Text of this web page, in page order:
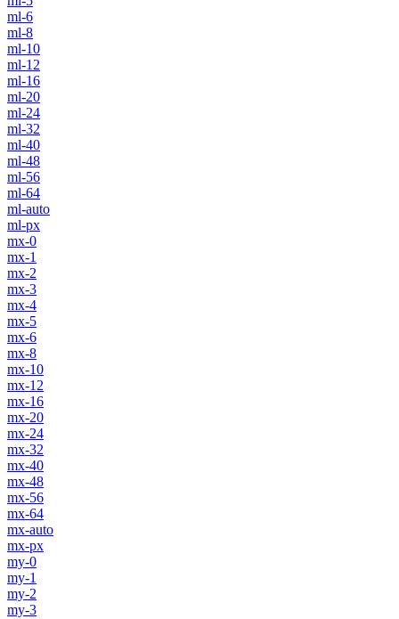
ml-6
ml-8
ml-10
ml-12
ml-16
ml-20
ml-24
ml-32
ml-40
ml-48
ml-56
ml-64
ml-auto
ml-px
mx-0
mx-1
mx-2
mx-3
mx-4
mx-5
mx-6
mx-8
mx-10
mx-12
mx-16
mx-20
mx-24
mx-32
mx-40
mx-48
mx-56
mx-64
mx-auto
mx-px
my-0
my-1
my-2
my-3